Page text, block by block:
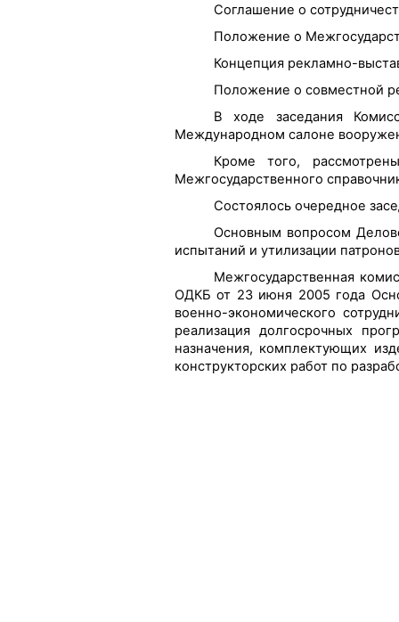
Соглашение о
Положение о
Концепция рекламно-
Положение о совместной
В ходе заседания
Международном салоне
Кроме того,
Межгосударственного
Состоялось очередное
Основным вопросом
испытаний и утилизации
Межгосударственная
ОДКБ от 23 июня 2005 года
военно-экономического
реализация долгосрочных
назначения, комплектующих
конструкторских работ по